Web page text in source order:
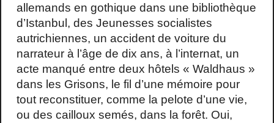
allemands en gothique dans une bibliothèque
d’Istanbul, des Jeunesses socialistes
autrichiennes, un accident de voiture du
narrateur à l’âge de dix ans, à l’internat, un
acte manqué entre deux hôtels « Waldhaus »
dans les Grisons, le fil d’une mémoire pour
tout reconstituer, comme la pelote d’une vie,
ou des cailloux semés, dans la forêt. Oui,